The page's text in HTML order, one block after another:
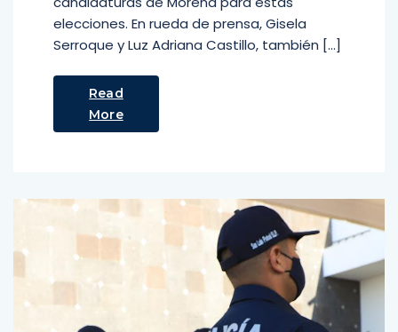
elecciones. En rueda de prensa, Gisela
Serroque y Luz Adriana Castillo, también […]
Read
More